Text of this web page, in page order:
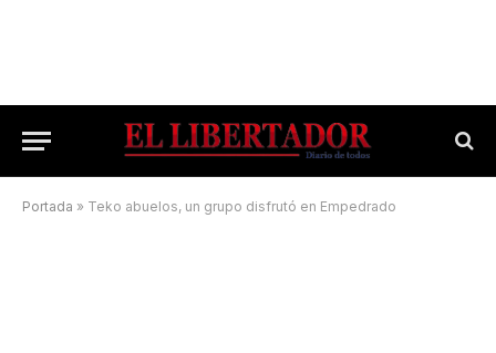
Portada » Teko abuelos, un grupo disfrutó en Empedrado